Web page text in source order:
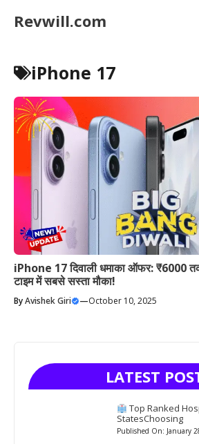
Revwill.com
iPhone 17
iPhone 17 दिवाली धमाका ऑफर: ₹6000
टाइम में सबसे सस्ता मौका!
ByAvishek Giri —October 10, 2025
LATEST
Top Ranked
StatesChoosing
Published On: January